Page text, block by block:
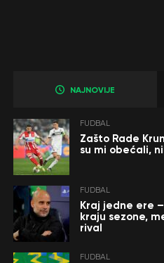
NAJNOVIJE
FUDBAL
Zašto Rade
su mi obećali,
FUDBAL
Kraj jedne ere
kraju sezone,
rival
FUDBAL